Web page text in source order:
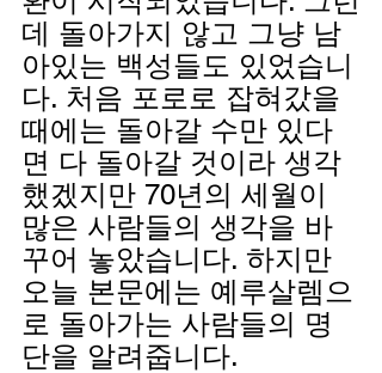
데 돌아가지 않고 그냥 남
아있는 백성들도 있었습니
다. 처음 포로로 잡혀갔을
때에는 돌아갈 수만 있다
면 다 돌아갈 것이라 생각
했겠지만 70년의 세월이
많은 사람들의 생각을 바
꾸어 놓았습니다. 하지만
오늘 본문에는 예루살렘으
로 돌아가는 사람들의 명
단을 알려줍니다.